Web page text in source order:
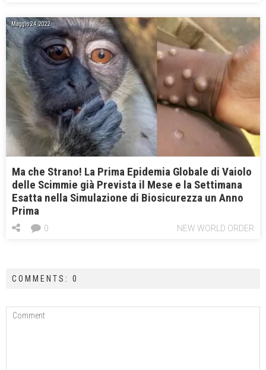
Maggio 24, 2022
Ma che Strano! La Prima Epidemia Globale di Vaiolo
delle Scimmie già Prevista il Mese e la Settimana
Esatta nella Simulazione di Biosicurezza un Anno
Prima
NEW WORLD ORDER
0
COMMENTS: 0